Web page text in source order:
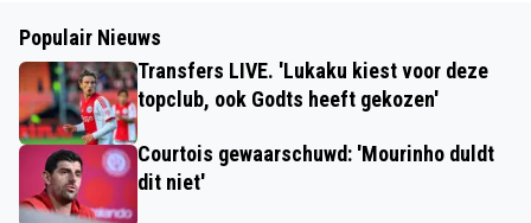
Populair Nieuws
Transfers LIVE. 'Lukaku kiest voor deze
topclub, ook Godts heeft gekozen'
Courtois gewaarschuwd: 'Mourinho duldt
dit niet'